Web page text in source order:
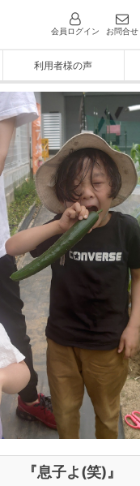
会員ログイン お問合せ
利用者様の声
『息子よ(笑)』